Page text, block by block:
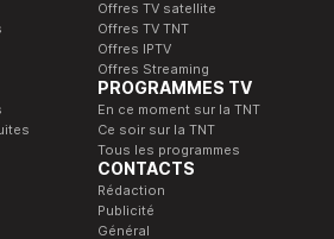
Offres TV satellite
Offres TV TNT
Offres IPTV
Offres Streaming
PROGRAMMES TV
En ce moment sur la TNT
Ce soir sur la TNT
Tous les programmes
CONTACTS
Rédaction
Publicité
Général